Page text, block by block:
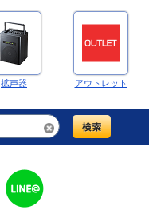
拡声器 アウトレット